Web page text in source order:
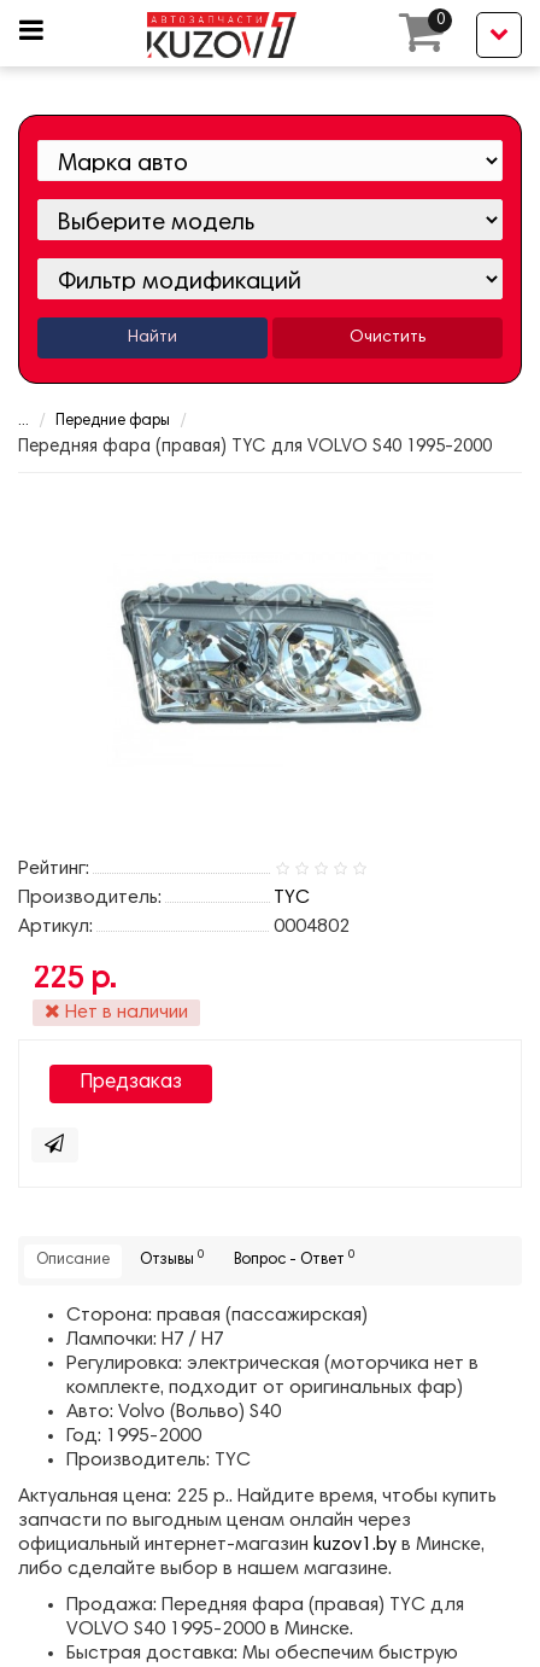
0
Найти Очистить
... Передние фары
Передняя фара (правая) TYC для VOLVO S40 1995-2000
Рейтинг:
Производитель:
TYC
Артикул:
0004802
225 р.
Нет в наличии
Предзаказ
Описание Отзывы 0 Вопрос - Ответ 0
Сторона: правая (пассажирская)
Лампочки: H7 / H7
Регулировка: электрическая (моторчика нет в
комплекте, подходит от оригинальных фар)
Авто: Volvo (Вольво) S40
Год: 1995-2000
Производитель: TYC
Актуальная цена: 225 р.. Найдите время, чтобы купить
запчасти по выгодным ценам онлайн через
официальный интернет-магазин kuzov1.by в Минске,
либо сделайте выбор в нашем магазине.
Продажа: Передняя фара (правая) TYC для
VOLVO S40 1995-2000 в Минске.
Быстрая доставка: Мы обеспечим быструю